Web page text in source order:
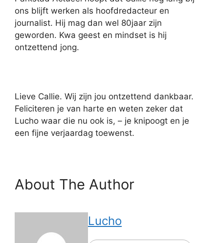
ons blijft werken als hoofdredacteur en
journalist. Hij mag dan wel 80jaar zijn
geworden. Kwa geest en mindset is hij
ontzettend jong.
Lieve Callie. Wij zijn jou ontzettend dankbaar.
Feliciteren je van harte en weten zeker dat
Lucho waar die nu ook is, – je knipoogt en je
een fijne verjaardag toewenst.
About The Author
Lucho